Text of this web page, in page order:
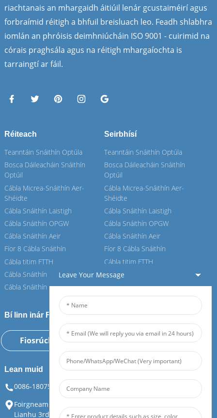
riachtanais an mhargaidh áitiúil lenár gcustaiméirí agus
forbraímid réitigh a bhfuil breisluach leo. Feadh shlabhra
iomlán an phróisis deimhniúcháin ISO 9001 - cuirimid na
córais praghsála agus na réitigh mhargaíochta is
tarraingtí ar fáil.
Réiteach
Teanntáin Snáithín Optúla
Bosca Dáileacháin Snáithín
Optúil
Cábla Micrea-Snáithín Aer-
Shéidte
Cábla Snáithín Laistigh
Cábla Snáithín OPGW
Cábla Snáithín Aeir
Fíor 8 Cábla Snáithín
Cábla titim FTTH
Cábla Snáithín ASU
Cábla Snáithín ADSS
Seirbhísí
Teanntáin Snáithín Optúla
Bosca Dáileacháin Snáithín
Optúil
Cábla Micrea-Snáithín Aer-
Shéidte
Cábla Snáithín Laistigh
Cábla Snáithín OPGW
Cábla Snáithín Aeir
Fíor 8 Cábla Snáithín
Cábla titim FTTH
Cábla Snáithín ASU
Cábla Snáithín ADSS
Bí linn inár Feiboer
Fiosrúchán Anois
Lean muid
0086-18075108880
info@feiboer.com.cn
Foirgneamh 1, Ard-Mhéara Zhongjianbaobao, Uimh. 30,
Lianhu 3rd Road, Tianding Street, Yuelu District, Changsha
Leave Your Message